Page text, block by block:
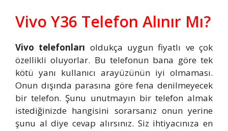
Vivo Y36 Telefon Alınır Mı?
Vivo telefonları oldukça uygun fiyatlı ve çok
özellikli oluyorlar. Bu telefonun bana göre tek
kötü yanı kullanıcı arayüzünün iyi olmaması.
Onun dışında parasına göre fena denilmeyecek
bir telefon. Şunu unutmayın bir telefon almak
istediğinizde hangisini sorarsanız onun yerine
şunu al diye cevap alırsınız. Siz ihtiyacınıza en